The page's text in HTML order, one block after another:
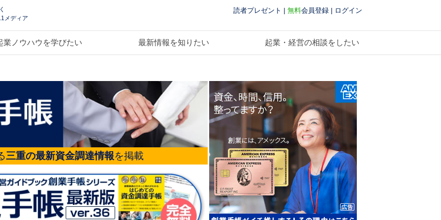
メディア
読者プレゼント | 無料会員登録 | ログイン
業ノウハウを学びたい 最新情報を知りたい 起業・経営の相談をしたい
三重の最新資金調達情報を掲載